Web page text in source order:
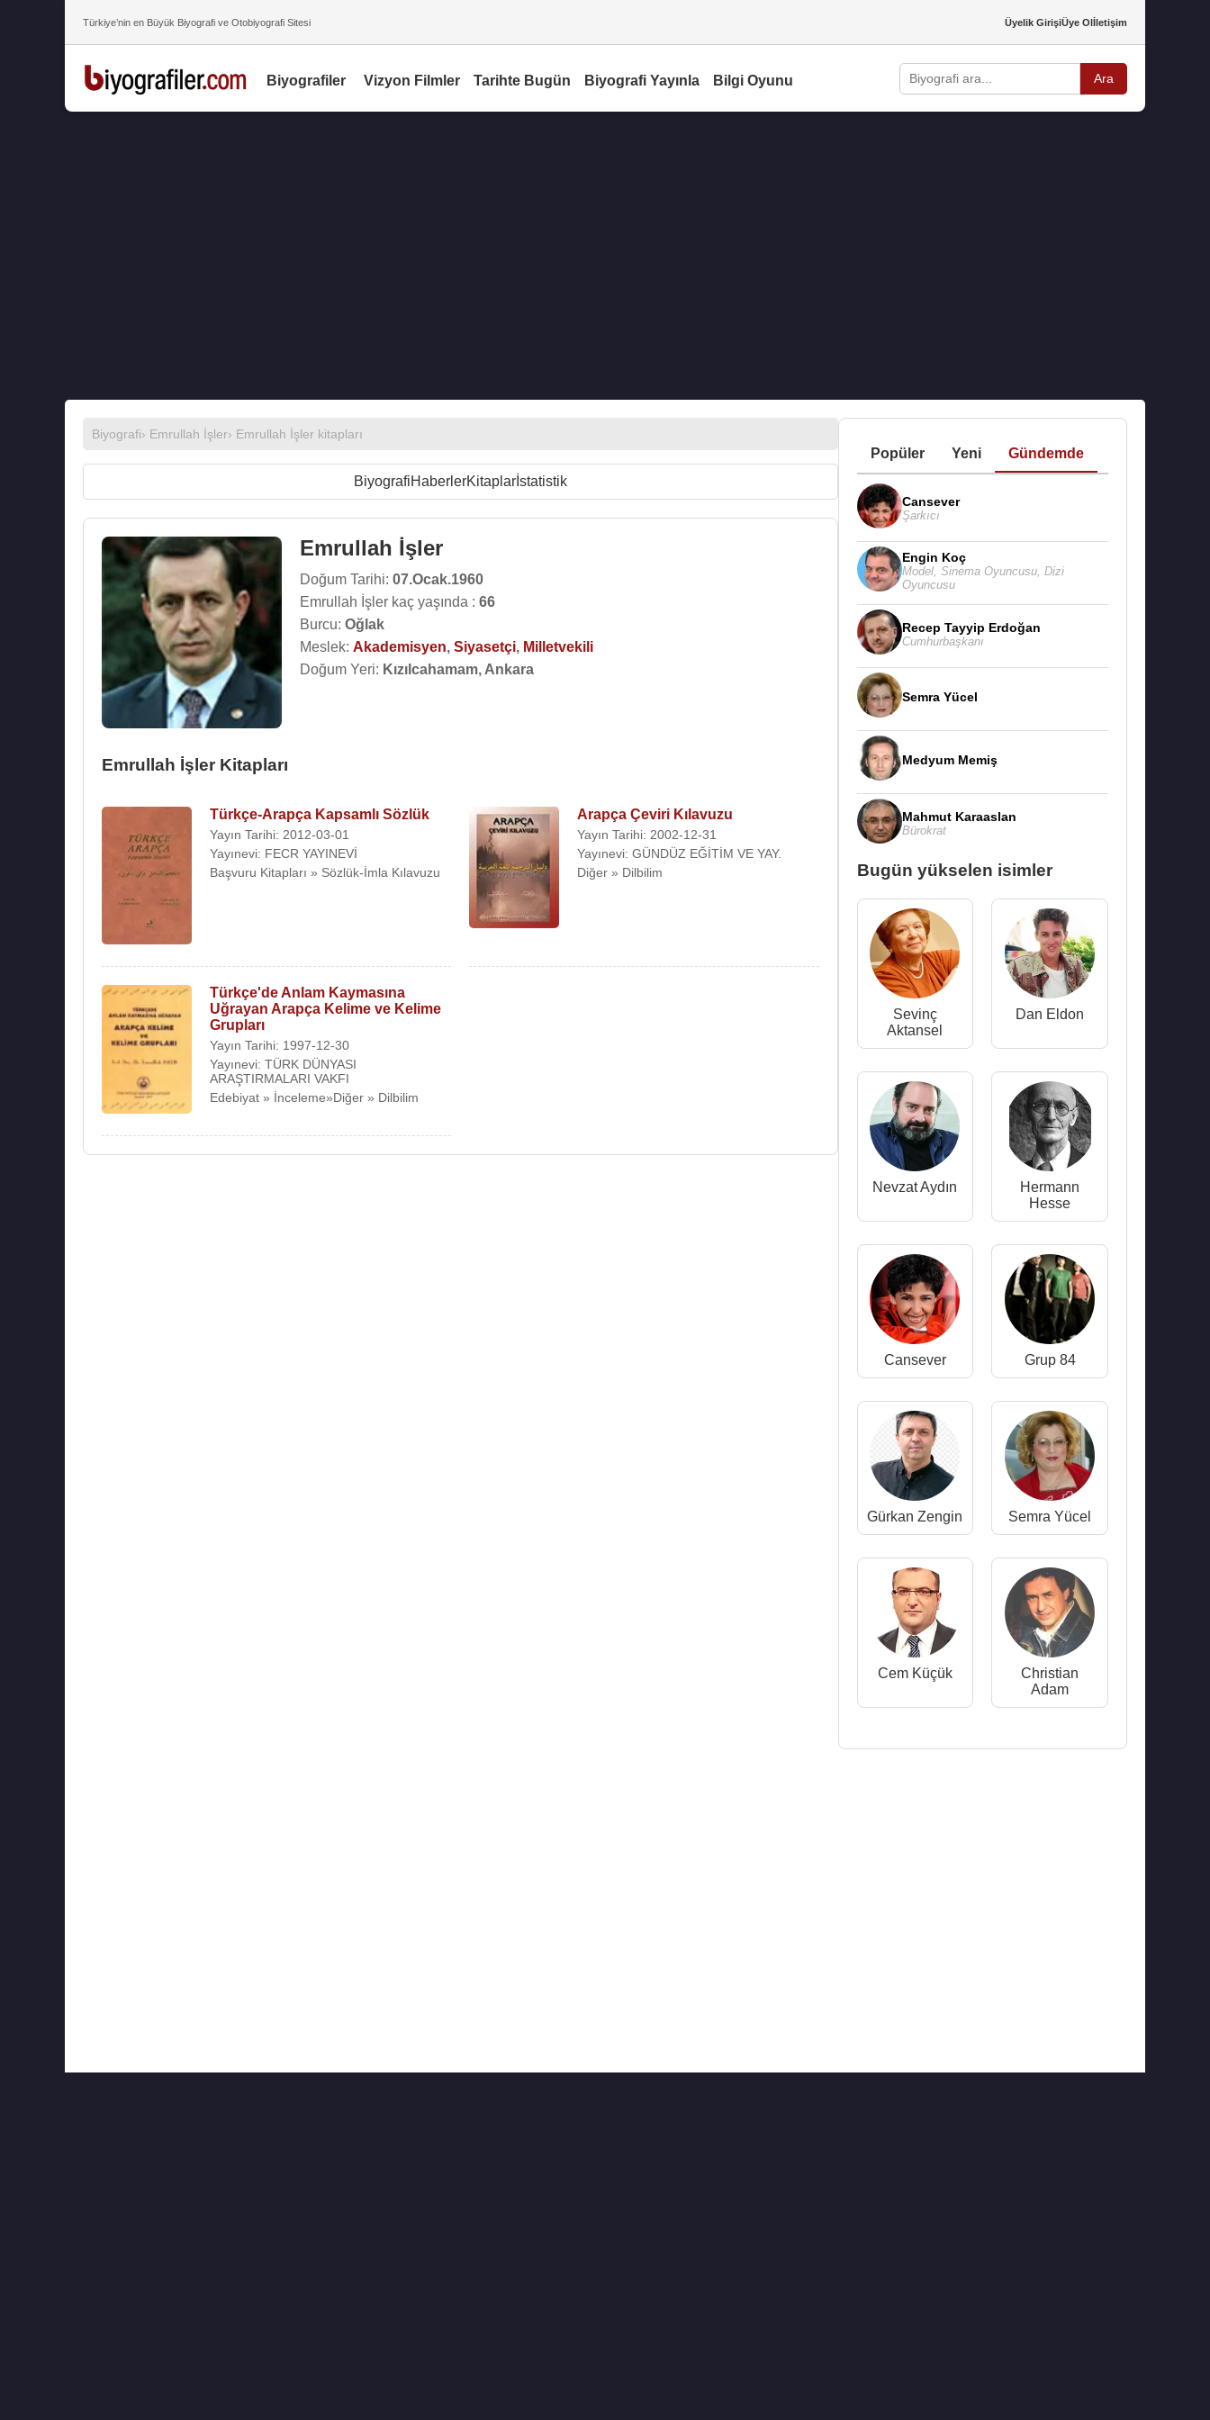
Türkiye’nin en Büyük Biyografi ve Otobiyografi Sitesi Üyelik GirişiÜye Olİletişim
Biyografiler Vizyon Filmler Tarihte Bugün Biyografi Yayınla Bilgi Oyunu Ara
Biyografi› Emrullah İşler› Emrullah İşler kitapları
BiyografiHaberlerKitaplarİstatistik
Emrullah İşler
Doğum Tarihi: 07.Ocak.1960
Emrullah İşler kaç yaşında : 66
Burcu: Oğlak
Meslek: Akademisyen, Siyasetçi, Milletvekili
Doğum Yeri: Kızılcahamam, Ankara
Emrullah İşler Kitapları
Türkçe-Arapça Kapsamlı Sözlük
Yayın Tarihi: 2012-03-01
Yayınevi: FECR YAYINEVİ
Başvuru Kitapları » Sözlük-İmla Kılavuzu
Arapça Çeviri Kılavuzu
Yayın Tarihi: 2002-12-31
Yayınevi: GÜNDÜZ EĞİTİM VE YAY.
Diğer » Dilbilim
Türkçe'de Anlam Kaymasına
Uğrayan Arapça Kelime ve Kelime
Grupları
Yayın Tarihi: 1997-12-30
Yayınevi: TÜRK DÜNYASI
ARAŞTIRMALARI VAKFI
Edebiyat » İnceleme»Diğer » Dilbilim
Popüler Yeni Gündemde
Cansever
Şarkıcı
Engin Koç
Model, Sinema Oyuncusu, Dizi
Oyuncusu
Recep Tayyip Erdoğan
Cumhurbaşkanı
Semra Yücel
Medyum Memiş
Mahmut Karaaslan
Bürokrat
Bugün yükselen isimler
Sevinç
Aktansel
Dan Eldon
Nevzat Aydın
Hermann
Hesse
Cansever Grup 84
Gürkan Zengin Semra Yücel
Cem Küçük
Christian
Adam